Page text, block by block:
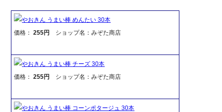
やおきん うまい棒 めんたい 30本
価格：255円 ショップ名：みぞた商店
やおきん うまい棒 チーズ 30本
価格：255円 ショップ名：みぞた商店
やおきん うまい棒 コーンポタージュ 30本